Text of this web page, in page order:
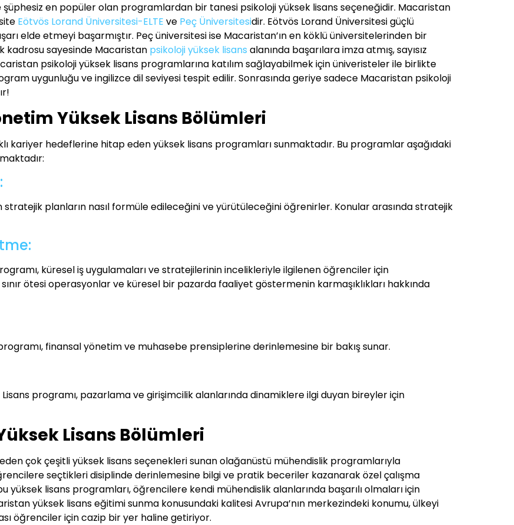
en popüler olan programlardan bir tanesi psikoloji yüksek lisans seçeneğidir. Macaristan
Eötvös Lorand Üniversitesi-ELTE ve Peç Üniversitesidir. Eötvös Lorand Üniversitesi güçlü
elde etmeyi başarmıştır. Peç üniversitesi ise Macaristan’ın en köklü üniversitelerinden bir
kadrosu sayesinde Macaristan psikoloji yüksek lisans alanında başarılara imza atmış, sayısız
psikoloji yüksek lisans programlarına katılım sağlayabilmek için üniveristeler ile birlikte
uygunluğu ve ingilizce dil seviyesi tespit edilir. Sonrasında geriye sadece Macaristan psikoloji
Yüksek Lisans Bölümleri
kariyer hedeflerine hitap eden yüksek lisans programları sunmaktadır. Bu programlar aşağıdaki
stratejik planların nasıl formüle edileceğini ve yürütüleceğini öğrenirler. Konular arasında stratejik
küresel iş uygulamaları ve stratejilerinin incelikleriyle ilgilenen öğrenciler için
ötesi operasyonlar ve küresel bir pazarda faaliyet göstermenin karmaşıklıkları hakkında
finansal yönetim ve muhasebe prensiplerine derinlemesine bir bakış sunar.
programı, pazarlama ve girişimcilik alanlarında dinamiklere ilgi duyan bireyler için
Lisans Bölümleri
çok çeşitli yüksek lisans seçenekleri sunan olağanüstü mühendislik programlarıyla
seçtikleri disiplinde derinlemesine bilgi ve pratik beceriler kazanarak özel çalışma
yüksek lisans programları, öğrencilere kendi mühendislik alanlarında başarılı olmaları için
yüksek lisans eğitimi sunma konusundaki kalitesi Avrupa’nın merkezindeki konumu, ülkeyi
öğrenciler için cazip bir yer haline getiriyor.